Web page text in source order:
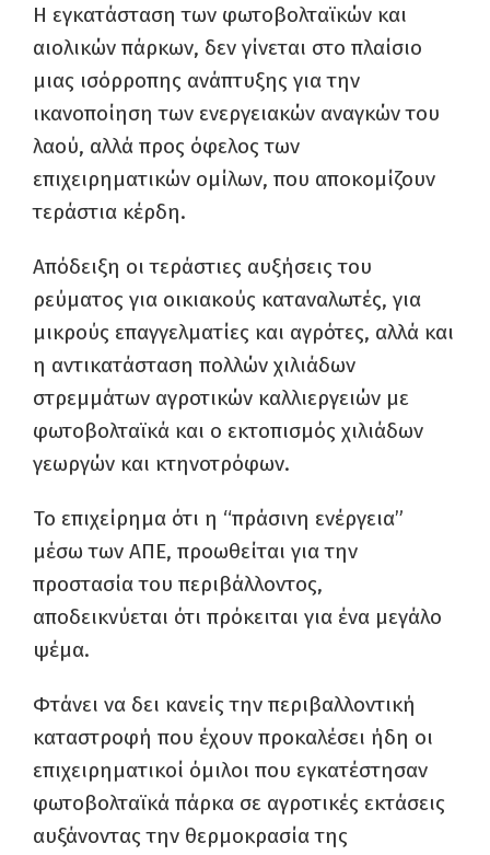
Η εγκατάσταση των φωτοβολταϊκών και
αιολικών πάρκων, δεν γίνεται στο πλαίσιο
μιας ισόρροπης ανάπτυξης για την
ικανοποίηση των ενεργειακών αναγκών του
λαού, αλλά προς όφελος των
επιχειρηματικών ομίλων, που αποκομίζουν
τεράστια κέρδη.
Απόδειξη οι τεράστιες αυξήσεις του
ρεύματος για οικιακούς καταναλωτές, για
μικρούς επαγγελματίες και αγρότες, αλλά και
η αντικατάσταση πολλών χιλιάδων
στρεμμάτων αγροτικών καλλιεργειών με
φωτοβολταϊκά και ο εκτοπισμός χιλιάδων
γεωργών και κτηνοτρόφων.
Το επιχείρημα ότι η “πράσινη ενέργεια”
μέσω των ΑΠΕ, προωθείται για την
προστασία του περιβάλλοντος,
αποδεικνύεται ότι πρόκειται για ένα μεγάλο
ψέμα.
Φτάνει να δει κανείς την περιβαλλοντική
καταστροφή που έχουν προκαλέσει ήδη οι
επιχειρηματικοί όμιλοι που εγκατέστησαν
φωτοβολταϊκά πάρκα σε αγροτικές εκτάσεις
αυξάνοντας την θερμοκρασία της